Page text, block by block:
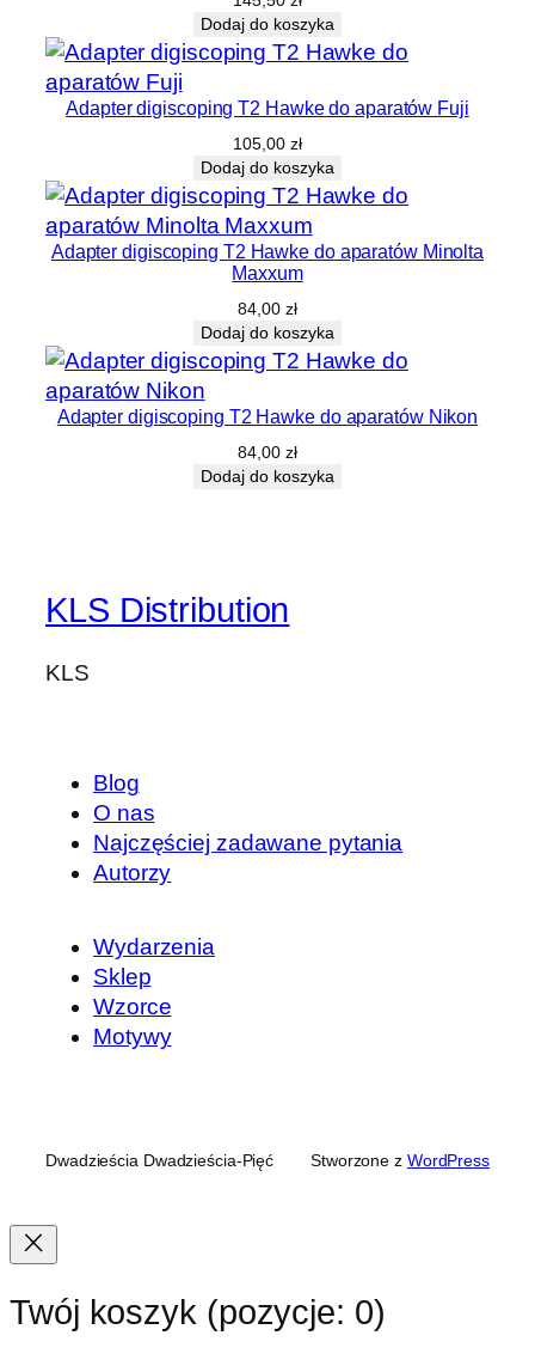
Dodaj do koszyka
Adapter digiscoping T2 Hawke do aparatów Fuji
105,00 zł
Dodaj do koszyka
Adapter digiscoping T2 Hawke do aparatów Minolta
Maxxum
84,00 zł
Dodaj do koszyka
Adapter digiscoping T2 Hawke do aparatów Nikon
84,00 zł
Dodaj do koszyka
KLS Distribution
KLS
Blog
O nas
Najczęściej zadawane pytania
Autorzy
Wydarzenia
Sklep
Wzorce
Motywy
Dwadzieścia Dwadzieścia-Pięć Stworzone z WordPress
Twój koszyk (pozycje: 0)